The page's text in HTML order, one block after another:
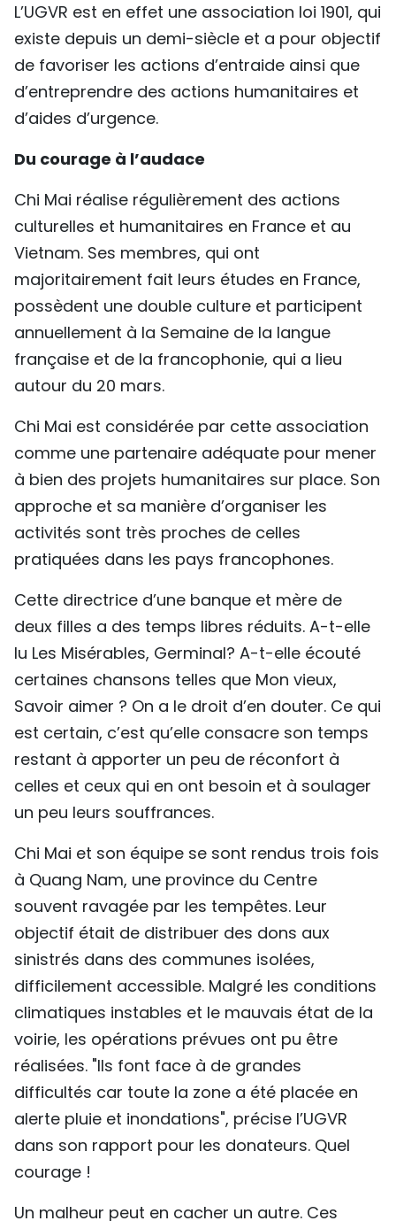
L’UGVR est en effet une association loi 1901, qui
existe depuis un demi-siècle et a pour objectif
de favoriser les actions d’entraide ainsi que
d’entreprendre des actions humanitaires et
d’aides d’urgence.
Du courage à l’audace
Chi Mai réalise régulièrement des actions
culturelles et humanitaires en France et au
Vietnam. Ses membres, qui ont
majoritairement fait leurs études en France,
possèdent une double culture et participent
annuellement à la Semaine de la langue
française et de la francophonie, qui a lieu
autour du 20 mars.
Chi Mai est considérée par cette association
comme une partenaire adéquate pour mener
à bien des projets humanitaires sur place. Son
approche et sa manière d’organiser les
activités sont très proches de celles
pratiquées dans les pays francophones.
Cette directrice d’une banque et mère de
deux filles a des temps libres réduits. A-t-elle
lu Les Misérables, Germinal? A-t-elle écouté
certaines chansons telles que Mon vieux,
Savoir aimer ? On a le droit d’en douter. Ce qui
est certain, c’est qu’elle consacre son temps
restant à apporter un peu de réconfort à
celles et ceux qui en ont besoin et à soulager
un peu leurs souffrances.
Chi Mai et son équipe se sont rendus trois fois
à Quang Nam, une province du Centre
souvent ravagée par les tempêtes. Leur
objectif était de distribuer des dons aux
sinistrés dans des communes isolées,
difficilement accessible. Malgré les conditions
climatiques instables et le mauvais état de la
voirie, les opérations prévues ont pu être
réalisées. "Ils font face à de grandes
difficultés car toute la zone a été placée en
alerte pluie et inondations", précise l’UGVR
dans son rapport pour les donateurs. Quel
courage !
Un malheur peut en cacher un autre. Ces